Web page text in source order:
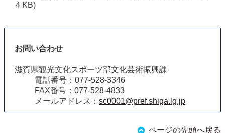
4 KB)
お問い合わせ
滋賀県観光文化スポーツ部文化芸術振興課
電話番号：077-528-3346
FAX番号：077-528-4833
メールアドレス： sc0001@pref.shiga.lg.jp
ページの先頭へ戻る